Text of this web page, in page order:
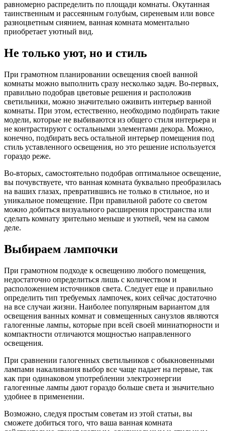
равномерно распределить по площади комнаты. Окутанная
таинственным и рассеянным голубым, сиреневым или вовсе
разноцветным сиянием, ванная комната моментально
приобретает уютный вид.
Не только уют, но и стиль
При грамотном планировании освещения своей ванной
комнаты можно выполнить сразу несколько задач. Во-первых,
правильно подобрав цветовые решения и расположив
светильники, можно значительно оживить интерьер ванной
комнаты. При этом, естественно, необходимо подбирать такие
модели, которые не выбиваются из общего стиля интерьера и
не контрастируют с остальными элементами декора. Можно,
конечно, подбирать весь остальной интерьер помещения под
стиль уставленного освещения, но это решение используется
гораздо реже.
Во-вторых, самостоятельно подобрав оптимальное освещение,
вы почувствуете, что ванная комната буквально преобразилась
на ваших глазах, превратившись не только в стильное, но и
уникальное помещение. При правильной работе со светом
можно добиться визуального расширения пространства или
сделать комнату зрительно меньше и уютней, чем на самом
деле.
Выбираем лампочки
При грамотном подходе к освещению любого помещения,
недостаточно определиться лишь с количеством и
расположением источников света. Следует еще и правильно
определить тип требуемых лампочек, коих сейчас достаточно
на все случаи жизни. Наиболее популярным вариантом для
освещения ванных комнат и совмещенных санузлов являются
галогенные лампы, которые при всей своей миниатюрности и
компактности отличаются мощностью направленного
освещения.
При сравнении галогенных светильников с обыкновенными
лампами накаливания выбор все чаще падает на первые, так
как при одинаковом употреблении электроэнергии
галогенные лампы дают гораздо больше света и значительно
удобнее в применении.
Возможно, следуя простым советам из этой статьи, вы
сможете добиться того, что ваша ванная комната